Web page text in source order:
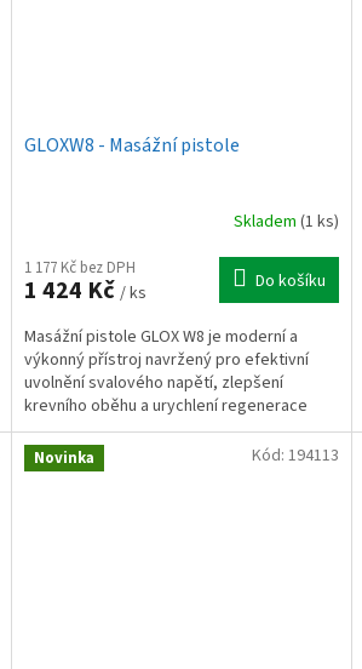
GLOXW8 - Masážní pistole
Skladem (1 ks)
1 177 Kč bez DPH
1 424 Kč / ks Do košíku
Masážní pistole GLOX W8 je moderní a
výkonný přístroj navržený pro efektivní
uvolnění svalového napětí, zlepšení
krevního oběhu a urychlení regenerace
svalů po fyzické zátěži....
Novinka Kód: 194113